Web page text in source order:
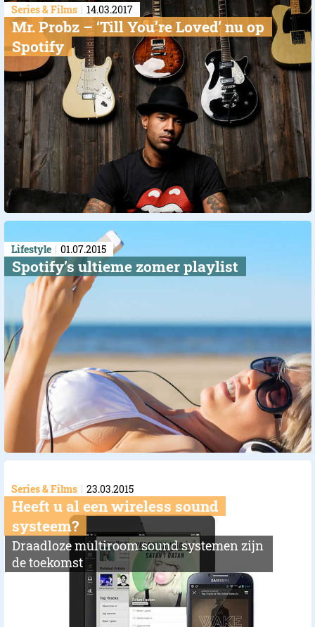
Series & Films 14.03.2017
Mr. Probz – ‘Till You’re Loved’ nu op
Spotify
Lifestyle 01.07.2015
Spotify’s ultieme zomer playlist
Series & Films 23.03.2015
Heeft u al een wireless sound
systeem?
Draadloze multiroom sound systemen zijn
de toekomst